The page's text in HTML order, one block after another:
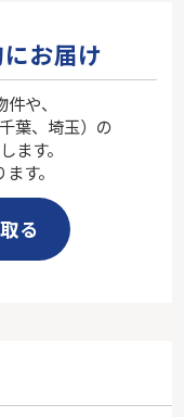
お届け
や、
葉、埼玉）の
ます。
す。
る